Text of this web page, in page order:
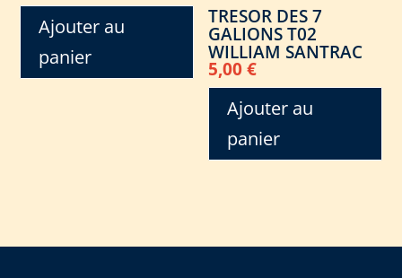
Ajouter au
panier
TRESOR DES 7
GALIONS T02
WILLIAM SANTRAC
5,00€
Ajouter au
panier